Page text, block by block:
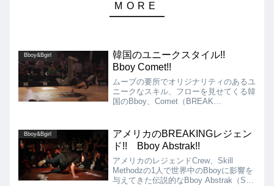
Bboy&Bgirl
韓国のユニークスタイル!!
Bboy Comet!!
ムーブの要所でオリジナリティのあるユ
ニークなスキル、フローを見せてくる韓
国のBboy、Comet（BREAK
Cypherを優勝する程の実力者です!!
Bboy&Bgirl
アメリカのBREAKINGレジェン
ド!! Bboy Abstrak!!
アメリカのレジェンドCrew、Skill
Methodzの1人で世界中のBboyに影響を
与えてきた伝説的なBboy Abstrak（Skill